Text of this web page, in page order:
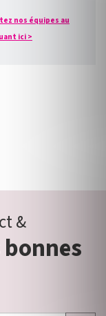
nos équipes au
ici >
&